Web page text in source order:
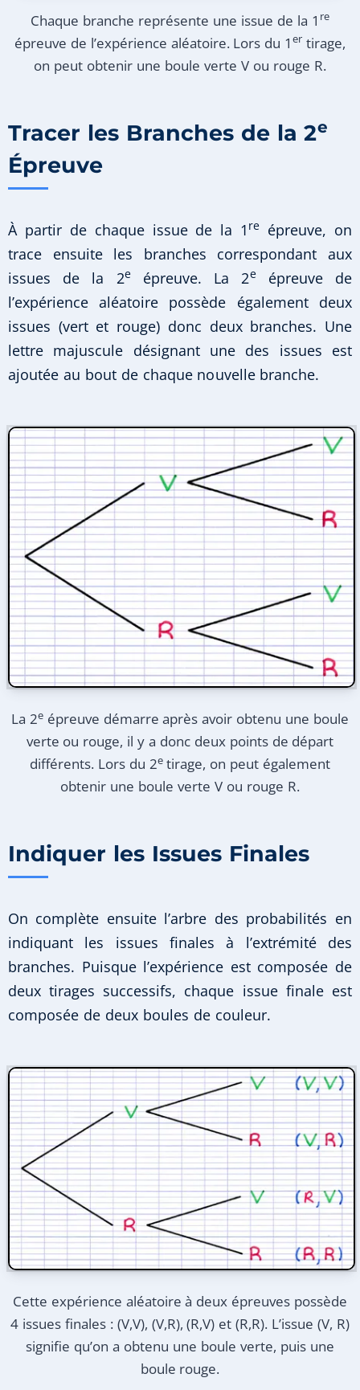
Chaque branche représente une issue de la 1 re
épreuve de l’expérience aléatoire. Lors du 1er tirage,
on peut obtenir une boule verte V ou rouge R.
Tracer les Branches de la 2e
Épreuve
À partir de chaque issue de la 1 re
épreuve, on
trace ensuite les branches correspondant aux
issues de la 2eépreuve. La 2eépreuve de
l’expérience aléatoire possède également deux
issues (vert et rouge) donc deux branches. Une
lettre majuscule désignant une des issues est
ajoutée au bout de chaque nouvelle branche.
La 2eépreuve démarre après avoir obtenu une boule
verte ou rouge, il y a donc deux points de départ
différents. Lors du 2etirage, on peut également
obtenir une boule verte V ou rouge R.
Indiquer les Issues Finales
On complète ensuite l’arbre des probabilités en
indiquant les issues finales à l’extrémité des
branches. Puisque l’expérience est composée de
deux tirages successifs, chaque issue finale est
composée de deux boules de couleur.
Cette expérience aléatoire à deux épreuves possède
4 issues finales : (V,V), (V,R), (R,V) et (R,R). L’issue (V, R)
signifie qu’on a obtenu une boule verte, puis une
boule rouge.